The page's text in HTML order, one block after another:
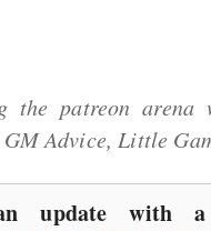
the patreon arena
Advice, Little
update with